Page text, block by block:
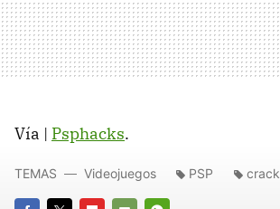
Vía | Psphacks.
TEMAS Videojuegos PSP crack